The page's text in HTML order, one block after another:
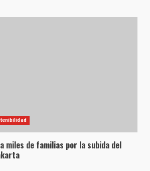
miles de familias por la subida del